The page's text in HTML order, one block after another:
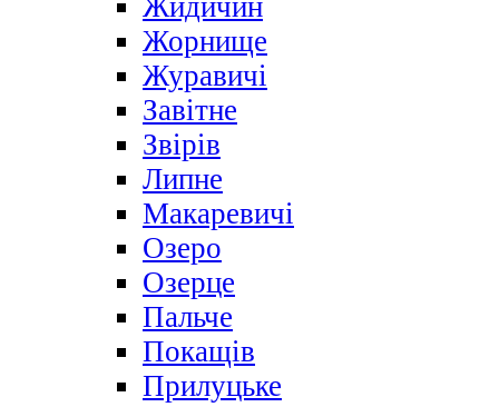
Жидичин
Жорнище
Журавичі
Завітне
Звірів
Липне
Макаревичі
Озеро
Озерце
Пальче
Покащів
Прилуцьке